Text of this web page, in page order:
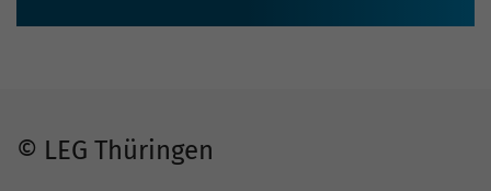
© LEG Thüringen